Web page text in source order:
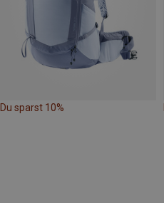
Du sparst 10%